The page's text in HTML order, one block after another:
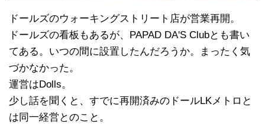
ドールズのウォーキングストリート店が営業再開。
ドールズの看板もあるが、PAPAD DA'S Clubとも書い
てある。いつの間に設置したんだろうか。まったく気
づかなかった。
運営はDolls。
少し話を聞くと、すでに再開済みのドールLKメトロと
は同一経営とのこと。